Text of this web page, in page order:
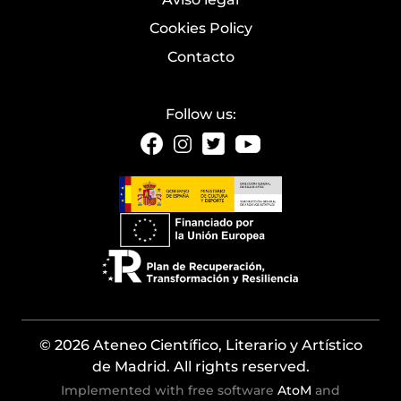
Cookies Policy
Contacto
Follow us:
© 2026 Ateneo Científico, Literario y Artístico
de Madrid. All rights reserved.
Implemented with free software AtoM and